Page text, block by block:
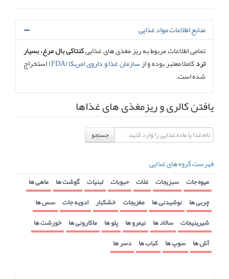
منابع اطلاعات مواد غذایی
تمامی اطلاعات مربوط به ریز مغذی های غذاییکنتاکی بال مرغ، بسیار
تردکاملا معتبر بوده و ازسازمان غذا و داروی امریکا (FDA)
استخراج
شده است.
یافتن کالری و ریزمغذی های غذاها
جستجو
فهرست گروه های غذایی
میوه جات سبزیجات غلات حبوبات لبنیات گوشت ها ماهی ها
چربی ها نوشیدنی ها مغزیجات خشکبار ادویه جات سس ها
شیرینیجات سالاد ها نیمرو ها پلو ها ماکارونی ها خورشت ها
آش ها سوپ ها کباب ها دسر ها